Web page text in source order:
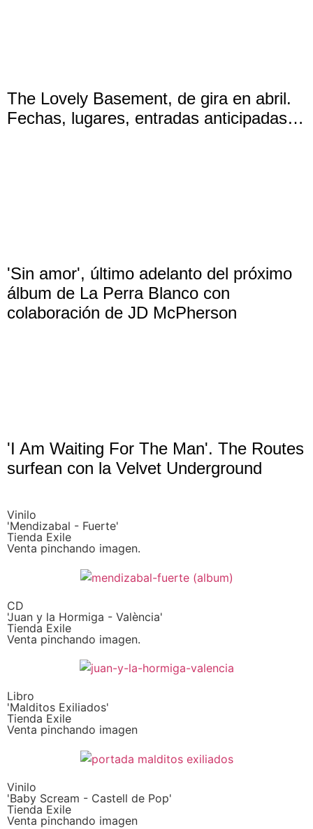
The Lovely Basement, de gira en abril.
Fechas, lugares, entradas anticipadas…
'Sin amor', último adelanto del próximo
álbum de La Perra Blanco con
colaboración de JD McPherson
'I Am Waiting For The Man'. The Routes
surfean con la Velvet Underground
Vinilo
'Mendizabal - Fuerte'
Tienda Exile
Venta pinchando imagen.
CD
'Juan y la Hormiga - València'
Tienda Exile
Venta pinchando imagen.
Libro
'Malditos Exiliados'
Tienda Exile
Venta pinchando imagen
Vinilo
'Baby Scream - Castell de Pop'
Tienda Exile
Venta pinchando imagen